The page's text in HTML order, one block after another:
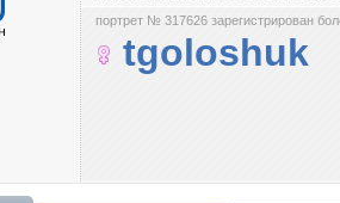
портрет № 317626 зарегистрирован
tgoloshuk